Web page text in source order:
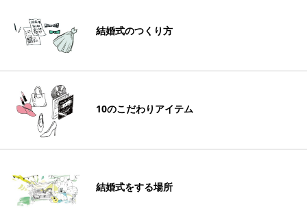
結婚式のつくり方
10のこだわりアイテム
結婚式をする場所